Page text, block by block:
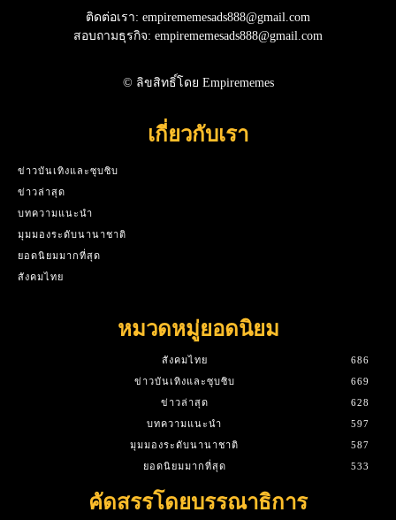
ติดต่อเรา: empirememesads888@gmail.com
สอบถามธุรกิจ: empirememesads888@gmail.com
© ลิขสิทธิ์โดย Empirememes
เกี่ยวกับเรา
ข่าวบันเทิงและซุบซิบ
ข่าวล่าสุด
บทความแนะนำ
มุมมองระดับนานาชาติ
ยอดนิยมมากที่สุด
สังคมไทย
หมวดหมู่ยอดนิยม
สังคมไทย
686
ข่าวบันเทิงและซุบซิบ
669
ข่าวล่าสุด
628
บทความแนะนำ
597
มุมมองระดับนานาชาติ
587
ยอดนิยมมากที่สุด
533
คัดสรรโดยบรรณาธิการ